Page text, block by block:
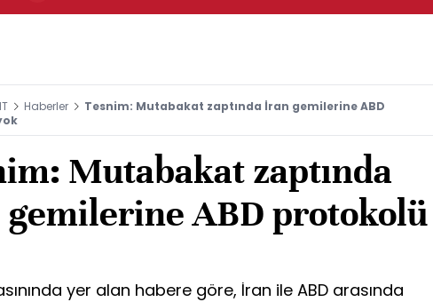
Haberler
Tesnim: Mutabakat zaptında İran gemilerine ABD
Mutabakat zaptında
ABD protokolü
yer alan habere göre, İran ile ABD arasında